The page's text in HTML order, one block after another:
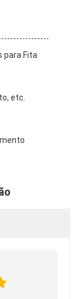
para Fita
etc.